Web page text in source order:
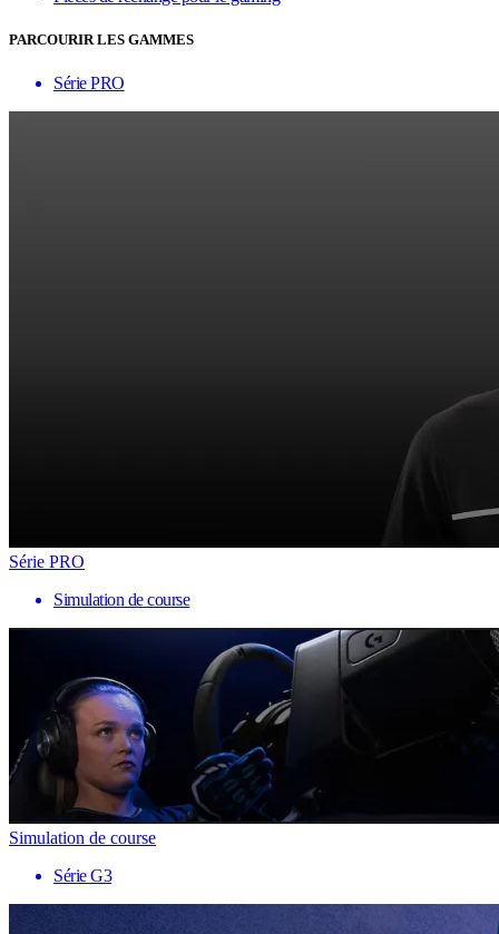
PARCOURIR LES GAMMES
Série PRO
Série PRO
Simulation de course
Simulation de course
Série G3